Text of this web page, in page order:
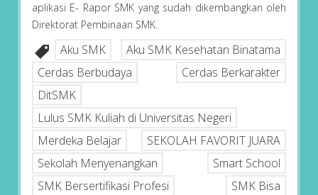
aplikasi E- Rapor SMK yang sudah dikembangkan oleh
Direktorat Pembinaan SMK.
Aku SMK
Aku SMK Kesehatan Binatama
Cerdas Berbudaya
Cerdas Berkarakter
DitSMK
Lulus SMK Kuliah di Universitas Negeri
Merdeka Belajar
SEKOLAH FAVORIT JUARA
Sekolah Menyenangkan
Smart School
SMK Bersertifikasi Profesi
SMK Bisa